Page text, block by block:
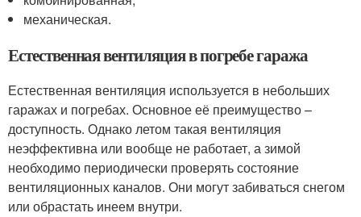
механическая.
Естественная вентиляция в погребе гаража
Естественная вентиляция используется в небольших
гаражах и погребах. Основное её преимущество –
доступность. Однако летом такая вентиляция
неэффективна или вообще не работает, а зимой
необходимо периодически проверять состояние
вентиляционных каналов. Они могут забиваться снегом
или обрастать инеем внутри.